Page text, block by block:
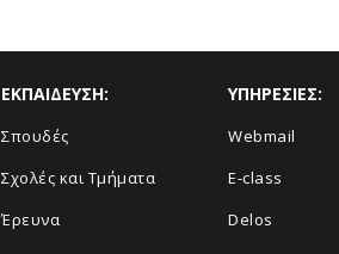
ΕΚΠΑΙΔΕΥΣΗ:
Σπουδές
Σχολές και Τμήματα
Έρευνα
ΥΠΗΡΕΣΙΕΣ:
Webmail
E-class
Delos